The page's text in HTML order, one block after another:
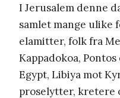
I Jerusalem denne
samlet mange ulike
elamitter, folk fra
Kappadokoa, Pontos
Egypt, Libiya mot
proselytter, kretere